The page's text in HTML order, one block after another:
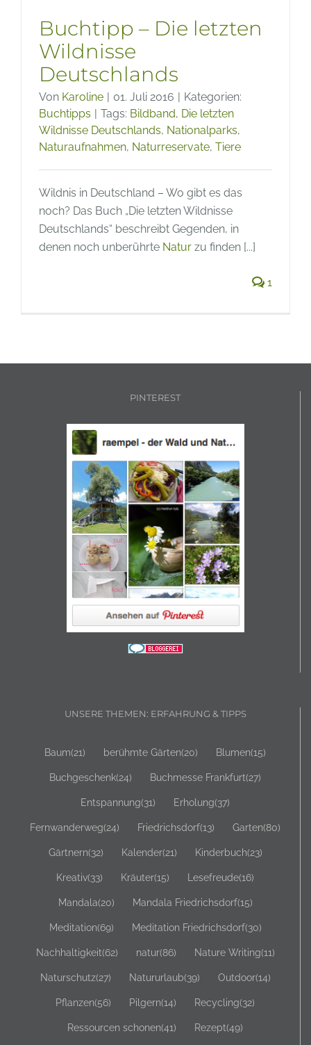
Buchtipp – Die letzten
Wildnisse
Deutschlands
Von Karoline | 01. Juli 2016 | Kategorien:
Buchtipps | Tags: Bildband, Die letzten
Wildnisse Deutschlands, Nationalparks,
Naturaufnahmen, Naturreservate, Tiere
Wildnis in Deutschland – Wo gibt es das
noch? Das Buch „Die letzten Wildnisse
Deutschlands“ beschreibt Gegenden, in
denen noch unberührte Natur zu finden [...]
1
PINTEREST
UNSERE THEMEN: ERFAHRUNG & TIPPS
Baum(21) berühmte Gärten(20) Blumen(15)
Buchgeschenk(24) Buchmesse Frankfurt(27)
Entspannung(31) Erholung(37)
Fernwanderweg(24) Friedrichsdorf(13) Garten(80)
Gärtnern(32) Kalender(21) Kinderbuch(23)
Kreativ(33) Kräuter(15) Lesefreude(16)
Mandala(20) Mandala Friedrichsdorf(15)
Meditation(69) Meditation Friedrichsdorf(30)
Nachhaltigkeit(62) natur(86) Nature Writing(11)
Naturschutz(27) Natururlaub(39) Outdoor(14)
Pflanzen(56) Pilgern(14) Recycling(32)
Ressourcen schonen(41) Rezept(49)